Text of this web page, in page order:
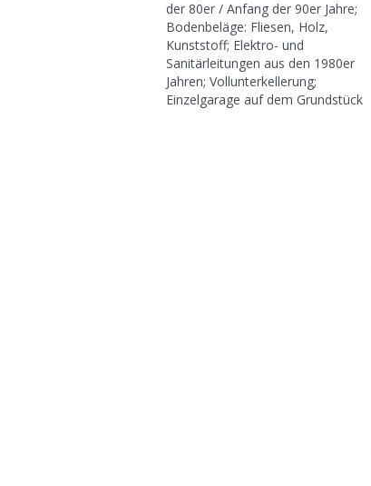
der 80er / Anfang der 90er Jahre;
Bodenbeläge: Fliesen, Holz,
Kunststoff; Elektro- und
Sanitärleitungen aus den 1980er
Jahren; Vollunterkellerung;
Einzelgarage auf dem Grundstück